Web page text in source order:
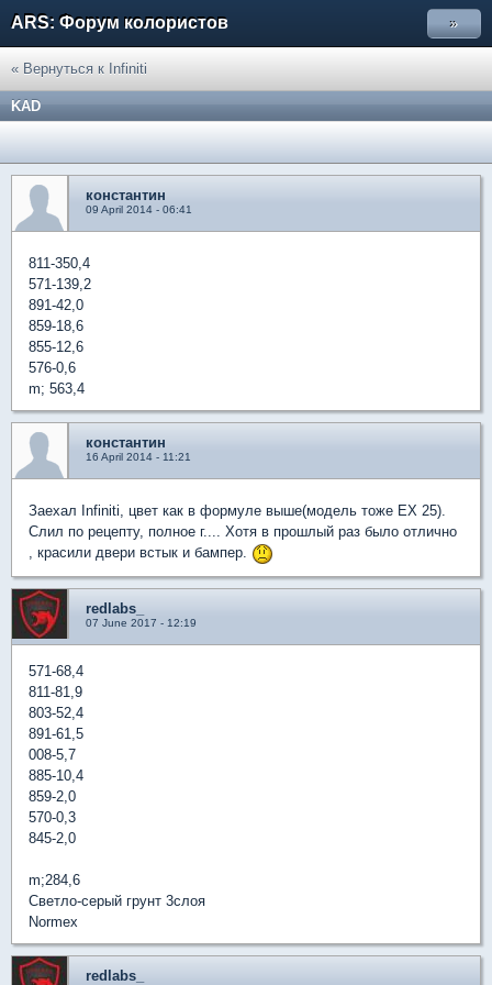
ARS: Форум колористов »
« Вернуться к Infiniti
KAD
константин
09 April 2014 - 06:41
811-350,4
571-139,2
891-42,0
859-18,6
855-12,6
576-0,6
m; 563,4
константин
16 April 2014 - 11:21
Заехал Infiniti, цвет как в формуле выше(модель тоже EX 25).
Слил по рецепту, полное г.... Хотя в прошлый раз было отлично
, красили двери встык и бампер.
redlabs_
07 June 2017 - 12:19
571-68,4
811-81,9
803-52,4
891-61,5
008-5,7
885-10,4
859-2,0
570-0,3
845-2,0
m;284,6
Светло-серый грунт 3слоя
Normex
redlabs_